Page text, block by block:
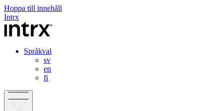
Hoppa till innehåll
Intrx
Språkval
sv
en
fi